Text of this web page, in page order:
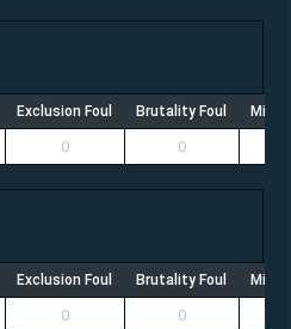
Exclusion Foul Brutality Foul
0 0
Exclusion Foul Brutality Foul
0 0